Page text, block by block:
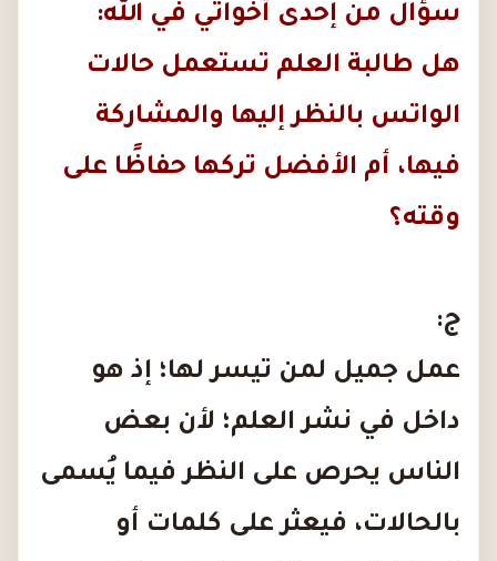
سؤال من إحدى أخواتي في الله:
هل طالبة العلم تستعمل حالات
الواتس بالنظر إليها والمشاركة
فيها، أم الأفضل تركها حفاظًا على
وقته؟
ج:
عمل جميل لمن تيسر لها؛ إذ هو
داخل في نشر العلم؛ لأن بعض
الناس يحرص على النظر فيما يُسمى
بالحالات، فيعثر على كلمات أو